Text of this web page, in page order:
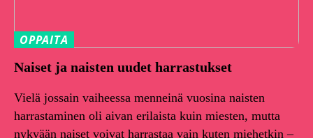
OPPAITA
Naiset ja naisten uudet harrastukset
Vielä jossain vaiheessa menneinä vuosina naisten
harrastaminen oli aivan erilaista kuin miesten, mutta
nykyään naiset voivat harrastaa vain kuten miehetkin –